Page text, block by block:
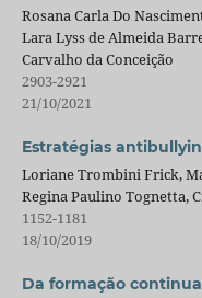
Rosana Carla Do
Lara Lyss de Almeida
Carvalho da Conceição
2903-2921
21/10/2021
Estratégias
Loriane Trombini Frick,
Regina Paulino Tognetta,
1152-1181
18/10/2019
Da formação